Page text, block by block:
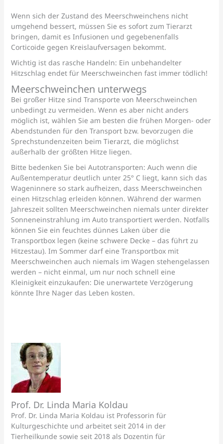
Wenn sich der Zustand des Meerschweinchens nicht
umgehend bessert, müssen Sie es sofort zum Tierarzt
bringen, damit es Infusionen und gegebenenfalls
Corticoide gegen Kreislaufversagen bekommt.
Wichtig ist das rasche Handeln: Ein unbehandelter
Hitzschlag endet für Meerschweinchen fast immer tödlich!
Meerschweinchen unterwegs
Bei großer Hitze sind Transporte von Meerschweinchen
unbedingt zu vermeiden. Wenn es aber nicht anders
möglich ist, wählen Sie am besten die frühen Morgen- oder
Abendstunden für den Transport bzw. bevorzugen die
Sprechstundenzeiten beim Tierarzt, die möglichst
außerhalb der größten Hitze liegen.
Bitte bedenken Sie bei Autotransporten: Auch wenn die
Außentemperatur deutlich unter 25° C liegt, kann sich das
Wageninnere so stark aufheizen, dass Meerschweinchen
einen Hitzschlag erleiden können. Während der warmen
Jahreszeit sollten Meerschweinchen niemals unter direkter
Sonneneinstrahlung im Auto transportiert werden. Notfalls
können Sie ein feuchtes dünnes Laken über die
Transportbox legen (keine schwere Decke – das führt zu
Hitzestau). Im Sommer darf eine Transportbox mit
Meerschweinchen auch niemals im Wagen stehengelassen
werden – nicht einmal, um nur noch schnell eine
Kleinigkeit einzukaufen: Die unerwartete Verzögerung
könnte Ihre Nager das Leben kosten.
Prof. Dr. Linda Maria Koldau
Prof. Dr. Linda Maria Koldau ist Professorin für
Kulturgeschichte und arbeitet seit 2014 in der
Tierheilkunde sowie seit 2018 als Dozentin für